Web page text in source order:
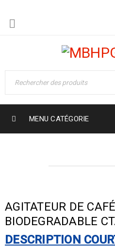
MENU CATÉGORIE
AGITATEUR DE
BIODEGRADABLE
DESCRIPTION